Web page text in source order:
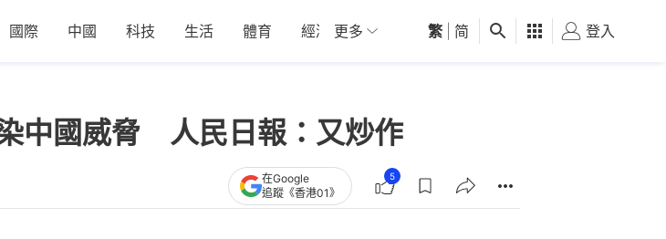
國際 中國 科技 生活 體育 經濟 01深圳 觀點 健康 好食玩飛
更多 繁 简 登入
中國威脅 人民日報：又炒作
在Google
追蹤《香港01》
5